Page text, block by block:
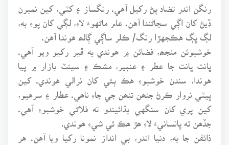
رنگن اندر تضاد پڻ رکيل آهي. رنگساز ۽ کٽي، کين نمبرن
ڏيڻ کان اڳي سڃاڻندا آهن. عام ماڻهوءَ لاءِ، لڳي کان پوءِ به،
لڳ ڀڳ هڪجهڙا رنگ/ ڪلر ساڳي ڳالھ هوندا آهن.
خوشبوئن منجھ، فضائن ۾ ھوندي به ڦير رکيو ويو آهي.
ڀانت ڀانت جا عطر ۽ عنبير، مشڪ ۽ سينٽ بازار ۾ پيا
هوندا، سندن خوشبوءِ هڪ ٻئي کان نرالي هوندي. کين
ڀيٽي نروار ڪرڻ جنھن تنھن جي جاءِ ناھي. عطار ۽ سرهيو،
کين پري کان سنگهي ٻڌائيندو ته فلاڻي خوشبوءِ آهي.
جڏھن ته ڀانسانيءَ لاءِ ھڙ ھڪ ئي شيءِ ھوندي.
ذائقن جا به، دنيا اندر، بي انداز نمونا رکيا ويا آهن. هر